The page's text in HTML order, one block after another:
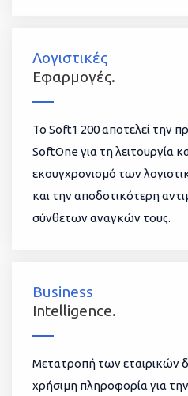
Λογιστικές
Εφαρμογές.
To Soft1 200 αποτελεί την
SoftOne για τη λειτουργία
εκσυγχρονισμό των
και την αποδοτικότερη
σύνθετων αναγκών τους.
Business
Intelligence.
Μετατροπή των εταιρικών
χρήσιμη πληροφορία για